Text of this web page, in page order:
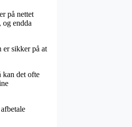
på nettet
endda
er sikker på at
kan det ofte